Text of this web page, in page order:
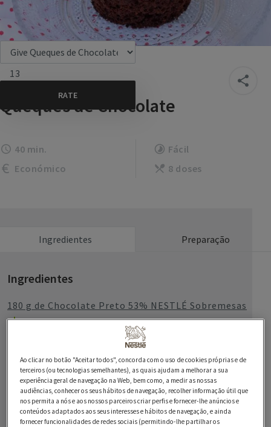
13
Queques de Chocolate
40 min.
Fácil
Económico
8 doses
Ingredientes Preparação
Ingredientes
180 g de Chocolate Preto 53% NESTLÉ Sobremesas
2 c. de chá de extrato de baunilha
2 ovos
100 g de Chocolate Milky Bar NESTLÉ em pedaços
pequenos
Ao clicar no botão "Aceitar todos", concorda com o uso de cookies próprias e de
terceiros (ou tecnologias semelhantes), as quais ajudam a melhorar a sua
experiência geral de navegação na Web, bem como, a medir as nossas
audiências, conhecer os seus hábitos de navegação, recolher informação útil que
nos permita a nós e aos nossos parceiros criar perfis e fornecer-lhe anúncios e
conteúdos adaptados aos seus interesses e hábitos de navegação, e ainda
fornecer funcionalidades de redes sociais (permitindo-lhe partilhar os